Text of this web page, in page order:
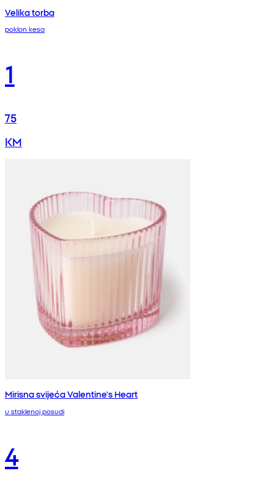
Velika torba
poklon kesa
1
75
KM
Mirisna svijeća Valentine's Heart
u staklenoj posudi
4